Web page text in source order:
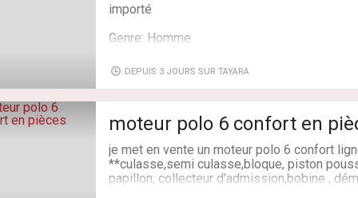
​4 jantes alu
​📍 Disponibilité : Visible à Tunis
Kilométrage: 290000 km
Couleur du véhicule: Argent
Etat du véhicule: Avec kilométrage
Boite: Manuelle
Année: 2005
Marque: Volkswagen
importé
Genre: Homme
Livraison: Oui
Etat: Très bon état
DEPUIS 3 JOURS SUR TAYARA
moteur polo 6 confort en
je met en vente un moteur polo 6 confort
**culasse,semi culasse,bloque, piston
papillon, collecteur d'admission,bobine ,